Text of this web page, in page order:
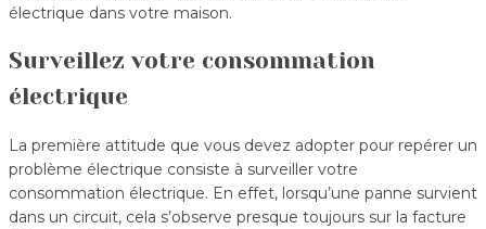
électrique dans votre maison.
Surveillez votre consommation
électrique
La première attitude que vous devez adopter pour repérer un
problème électrique consiste à surveiller votre
consommation électrique. En effet, lorsqu’une panne survient
dans un circuit, cela s’observe presque toujours sur la facture